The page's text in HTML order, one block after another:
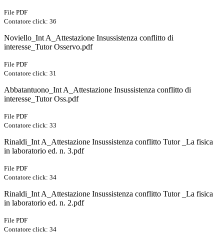
File PDF
Contatore click: 36
Noviello_Int A_Attestazione Insussistenza conflitto di
interesse_Tutor Osservo.pdf
File PDF
Contatore click: 31
Abbatantuono_Int A_Attestazione Insussistenza conflitto di
interesse_Tutor Oss.pdf
File PDF
Contatore click: 33
Rinaldi_Int A_Attestazione Insussistenza conflitto Tutor _La fisica
in laboratorio ed. n. 3.pdf
File PDF
Contatore click: 34
Rinaldi_Int A_Attestazione Insussistenza conflitto Tutor _La fisica
in laboratorio ed. n. 2.pdf
File PDF
Contatore click: 34